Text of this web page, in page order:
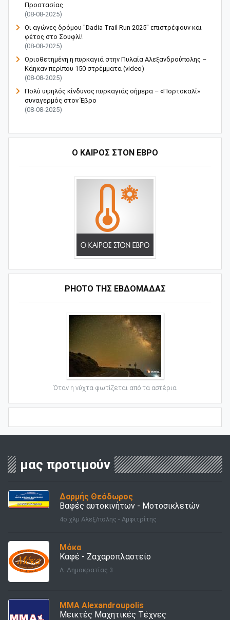
Προστασίας
(08-08-2025)
Οι αγώνες δρόμου "Dadia Trail Run 2025" επιστρέφουν και
φέτος στο Σουφλί!
(08-08-2025)
Οριοθετημένη η πυρκαγιά στην Πυλαία Αλεξανδρούπολης –
Κάηκαν περίπου 150 στρέμματα (video)
(08-08-2025)
Πολύ υψηλός κίνδυνος πυρκαγιάς σήμερα – «Πορτοκαλί»
συναγερμός στον Έβρο
(08-08-2025)
Ο ΚΑΙΡΟΣ ΣΤΟΝ ΕΒΡΟ
PHOTO ΤΗΣ ΕΒΔΟΜΑΔΑΣ
Όταν η νύχτα φωτίζεται από τα αστέρια
μας προτιμούν
Δαρμής Θεόδωρος
Βαφές αυτοκινήτων - Μοτοσικλετών
4ο χλμ Αλεξ/πολης - Αμφιτρίτης
Μόκα
Καφέ - Ζαχαροπλαστείο
Λ. Δημοκρατίας 3
ΜΜΑ Alexandroupolis
Μεικτές Μαχητικές Τέχνες